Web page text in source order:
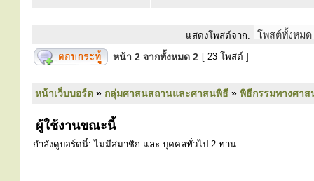
แสดงโพสต์จาก:
หน้า 2 จากทั้งหมด 2 [ 23 โพสต์ ]
หน้าเว็บบอร์ด » กลุ่มศาสนสถานและศาสนพิธี » พิธีกรรมทางศา
ผู้ใช้งานขณะนี้
กำลังดูบอร์ดนี้: ไม่มีสมาชิก และ บุคคลทั่วไป 2 ท่าน